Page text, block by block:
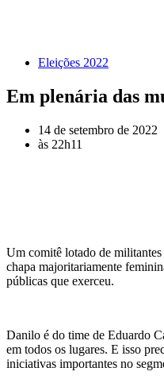
Eleições 2022
Em plenária das
14 de setembro de 2022
às 22h11
Um comitê lotado de
chapa majoritariamente
públicas que exerceu.
Danilo é do time de Eduardo
em todos os lugares. E isso
iniciativas importantes no